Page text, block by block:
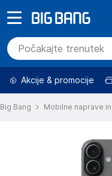
Akcije & promocije
Big Bang Mobilne naprave